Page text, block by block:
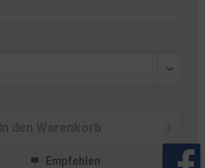
Empfehlen